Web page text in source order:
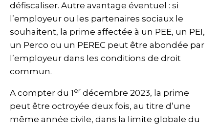
défiscaliser. Autre avantage éventuel : si
l’employeur ou les partenaires sociaux le
souhaitent, la prime affectée à un PEE, un PEI,
un Perco ou un PEREC peut être abondée par
l’employeur dans les conditions de droit
commun.
A compter du 1 er décembre 2023, la prime
peut être octroyée deux fois, au titre d’une
même année civile, dans la limite globale du